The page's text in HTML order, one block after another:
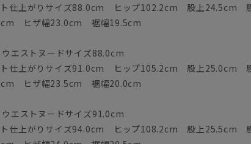
ト仕上がりサイズ88.0cm ヒップ102.2cm 股上24.5cm
ヒザ幅23.0cm 裾幅19.5cm
ウエストヌードサイズ88.0cm
ト仕上がりサイズ91.0cm ヒップ105.2cm 股上25.0cm
ヒザ幅23.5cm 裾幅20.0cm
ウエストヌードサイズ91.0cm
ト仕上がりサイズ94.0cm ヒップ108.2cm 股上25.5cm